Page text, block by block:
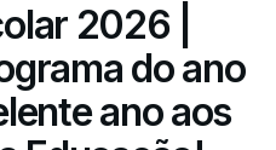
2026 |
do ano
ano aos